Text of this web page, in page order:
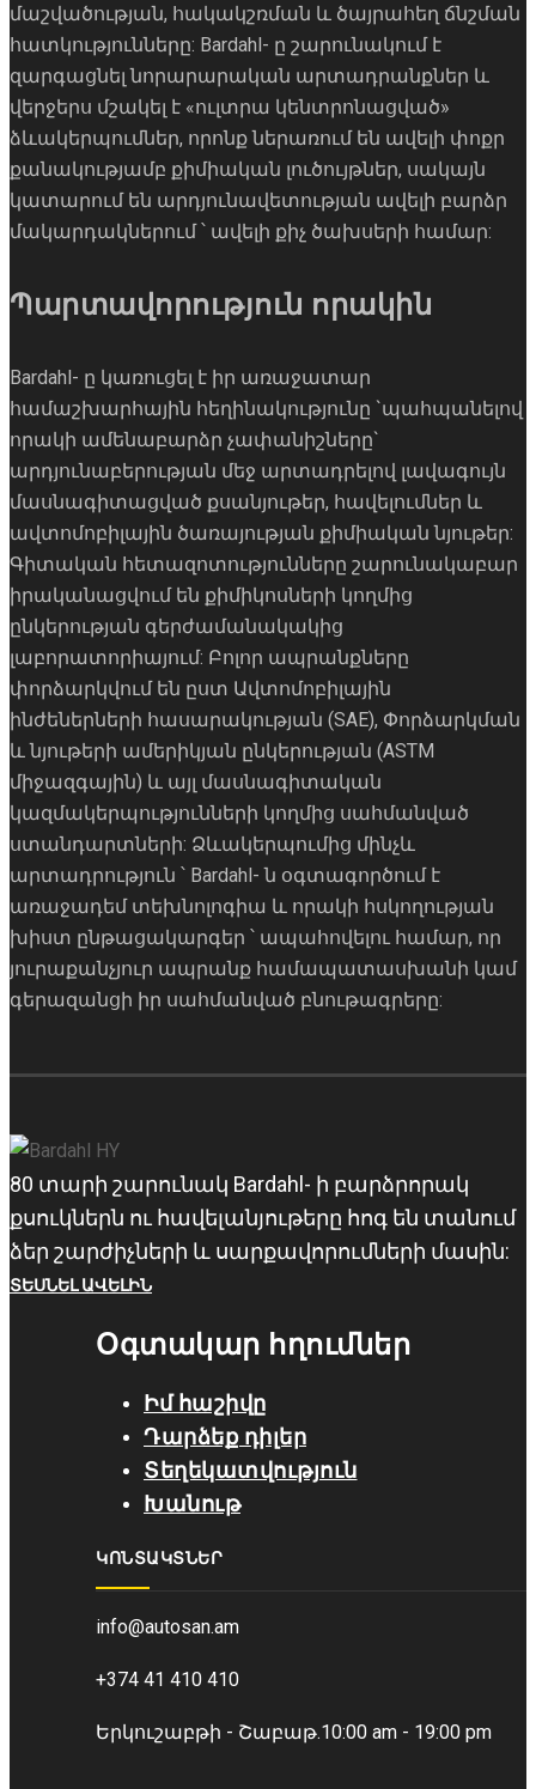
մաշվածության, հակակշռման և ծայրահեղ ճնշման
հատկությունները: Bardahl- ը շարունակում է
զարգացնել նորարարական արտադրանքներ և
վերջերս մշակել է «ուլտրա կենտրոնացված»
ձևակերպումներ, որոնք ներառում են ավելի փոքր
քանակությամբ քիմիական լուծույթներ, սակայն
կատարում են արդյունավետության ավելի բարձր
մակարդակներում ՝ ավելի քիչ ծախսերի համար:
Պարտավորություն որակին
Bardahl- ը կառուցել է իր առաջատար
համաշխարհային հեղինակությունը `պահպանելով
որակի ամենաբարձր չափանիշները`
արդյունաբերության մեջ արտադրելով լավագույն
մասնագիտացված քսանյութեր, հավելումներ և
ավտոմոբիլային ծառայության քիմիական նյութեր:
Գիտական ​​հետազոտությունները շարունակաբար
իրականացվում են քիմիկոսների կողմից
ընկերության գերժամանակակից
լաբորատորիայում: Բոլոր ապրանքները
փորձարկվում են ըստ Ավտոմոբիլային
ինժեներների հասարակության (SAE), Փորձարկման
և նյութերի ամերիկյան ընկերության (ASTM
միջազգային) և այլ մասնագիտական ​​
կազմակերպությունների կողմից սահմանված
ստանդարտների: Ձևակերպումից մինչև
արտադրություն ՝ Bardahl- ն օգտագործում է
առաջադեմ տեխնոլոգիա և որակի հսկողության
խիստ ընթացակարգեր ՝ ապահովելու համար, որ
յուրաքանչյուր ապրանք համապատասխանի կամ
գերազանցի իր սահմանված բնութագրերը:
80 տարի շարունակ Bardahl- ի բարձրորակ
քսուկներն ու հավելանյութերը հոգ են տանում
ձեր շարժիչների և սարքավորումների մասին:
ՏԵՍՆԵԼ ԱՎԵԼԻՆ
Օգտակար հղումներ
Իմ հաշիվը
Դարձեք դիլեր
Տեղեկատվություն
Խանութ
ԿՈՆՏԱԿՏՆԵՐ
info@autosan.am
+374 41 410 410
Երկուշաբթի - Շաբաթ.10:00 am - 19:00 pm